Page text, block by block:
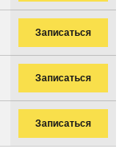
Записаться
Записаться
Записаться